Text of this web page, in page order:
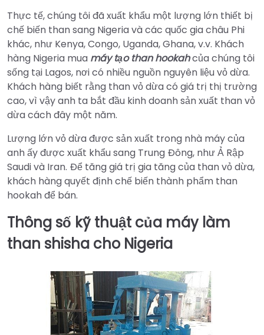
Thực tế, chúng tôi đã xuất khẩu một lượng lớn thiết bị
chế biến than sang Nigeria và các quốc gia châu Phi
khác, như Kenya, Congo, Uganda, Ghana, v.v. Khách
hàng Nigeria mua máy tạo than hookahcủa chúng tôi
sống tại Lagos, nơi có nhiều nguồn nguyên liệu vỏ dừa.
Khách hàng biết rằng than vỏ dừa có giá trị thị trường
cao, vì vậy anh ta bắt đầu kinh doanh sản xuất than vỏ
dừa cách đây một năm.
Lượng lớn vỏ dừa được sản xuất trong nhà máy của
anh ấy được xuất khẩu sang Trung Đông, như Ả Rập
Saudi và Iran. Để tăng giá trị gia tăng của than vỏ dừa,
khách hàng quyết định chế biến thành phẩm than
hookah để bán.
Thông số kỹ thuật của máy làm
than shisha cho Nigeria